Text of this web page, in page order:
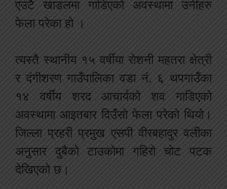
एउटै खाडलमा गाडिएको अवस्थामा उनीहरु
फेला परेका हो ।
त्यस्तै स्थानीय १५ वर्षीया रोशनी महतरा क्षेत्री
र दंगीशरण गाउँपालिका वडा नं. ६ थपगाउँका
१४ वर्षीय शरद आचार्यको शव गाडिएको
अवस्थामा आइतबार दिउँसो फेला परेको थियो।
जिल्ला प्रहरी प्रमुख एसपी वीरबहादुर वलीका
अनुसार दुबैको टाउकोमा गहिरो चोट पटक
देखिएको छ।